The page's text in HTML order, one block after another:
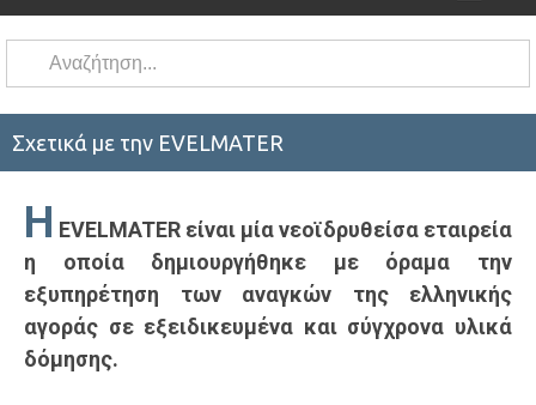
ΕΠΙΚΟΙΝΩΝΙΑ
Σχετικά με την EVELMATER
Η EVELMATER είναι μία νεοϊδρυθείσα εταιρεία
η οποία δημιουργήθηκε με όραμα την
εξυπηρέτηση των αναγκών της ελληνικής
αγοράς σε εξειδικευμένα και σύγχρονα υλικά
δόμησης.